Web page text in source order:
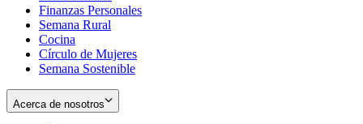
Finanzas Personales
Semana Rural
Cocina
Círculo de Mujeres
Semana Sostenible
Acerca de nosotros